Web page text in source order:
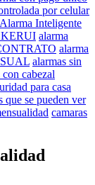
por celular
Alarma Inteligente
alarma
alarma
alarmas sin
con cabezal
para casa
que se pueden ver
camaras